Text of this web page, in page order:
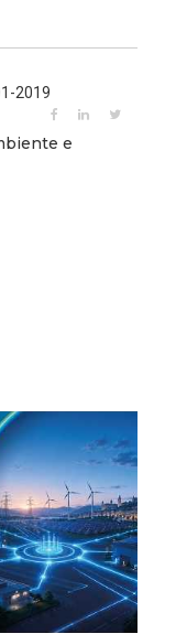
2019
e